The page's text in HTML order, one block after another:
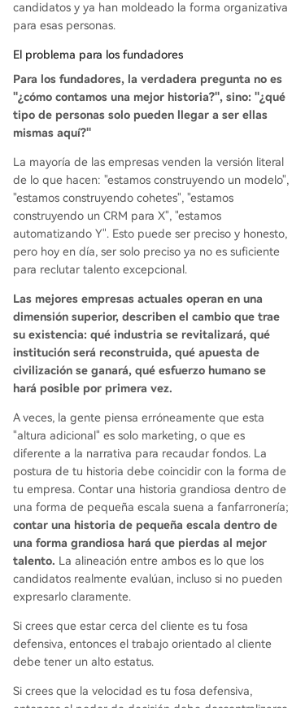
candidatos y ya han moldeado la forma organizativa
para esas personas.
El problema para los fundadores
Para los fundadores, la verdadera pregunta no es
"¿cómo contamos una mejor historia?", sino: "¿qué
tipo de personas solo pueden llegar a ser ellas
mismas aquí?"
La mayoría de las empresas venden la versión literal
de lo que hacen: "estamos construyendo un modelo",
"estamos construyendo cohetes", "estamos
construyendo un CRM para X", "estamos
automatizando Y". Esto puede ser preciso y honesto,
pero hoy en día, ser solo preciso ya no es suficiente
para reclutar talento excepcional.
Las mejores empresas actuales operan en una
dimensión superior, describen el cambio que trae
su existencia: qué industria se revitalizará, qué
institución será reconstruida, qué apuesta de
civilización se ganará, qué esfuerzo humano se
hará posible por primera vez.
A veces, la gente piensa erróneamente que esta
"altura adicional" es solo marketing, o que es
diferente a la narrativa para recaudar fondos. La
postura de tu historia debe coincidir con la forma de
tu empresa. Contar una historia grandiosa dentro de
una forma de pequeña escala suena a fanfarronería;
contar una historia de pequeña escala dentro de
una forma grandiosa hará que pierdas al mejor
talento. La alineación entre ambos es lo que los
candidatos realmente evalúan, incluso si no pueden
expresarlo claramente.
Si crees que estar cerca del cliente es tu fosa
defensiva, entonces el trabajo orientado al cliente
debe tener un alto estatus.
Si crees que la velocidad es tu fosa defensiva,